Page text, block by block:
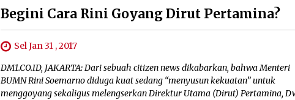
Begini Cara Rini Goyang Dirut Pertamina?
Sel Jan 31 , 2017
DM1.CO.ID, JAKARTA: Dari sebuah citizen news dikabarkan, bahwa Menteri
BUMN Rini Soemarno diduga kuat sedang “menyusun kekuatan” untuk
menggoyang sekaligus melengserkan Direktur Utama (Dirut) Pertamina,